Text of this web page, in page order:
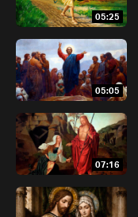
05:25
05:05
07:16